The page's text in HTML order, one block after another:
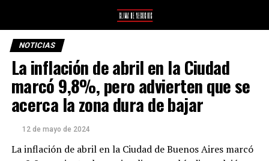
NOTICIAS
La inflación de abril en la Ciudad
marcó 9,8%, pero advierten que se
acerca la zona dura de bajar
12 de mayo de 2024
La inflación de abril en la Ciudad de Buenos Aires marcó